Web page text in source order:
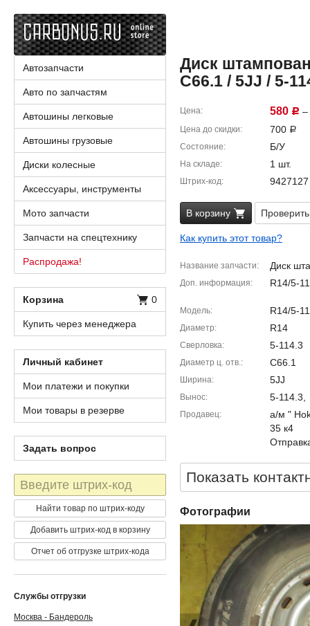
Диск
C66.1 / 5JJ / 5-
Цена 580 Р –
Цена до скидки 700 Р
Состояние Б/У
На складе 1 шт.
Штрих-код 9427127
В корзину
Как купить этот товар?
Название запчасти Диск
Доп. информация R14/5-
Модель R14/5-
Диаметр R14
Сверловка 5-114.3
Диаметр ц. отв. C66.1
Ширина 5JJ
Вынос 5-114.3,
Продавец
а/м "
35 к4
Показать
Фотографии
Автозапчасти
Авто по запчастям
Автошины легковые
Автошины грузовые
Диски колесные
Аксессуары, инструменты
Мото запчасти
Запчасти на спецтехнику
Распродажа!
Корзина 0
Купить через менеджера
Личный кабинет
Мои платежи и покупки
Мои товары в резерве
Задать вопрос
Штрих-
код
Найти товар по штрих-коду
Добавить штрих-код в корзину
Отчет об отгрузке штрих-кода
Службы отгрузки
Москва - Бандероль